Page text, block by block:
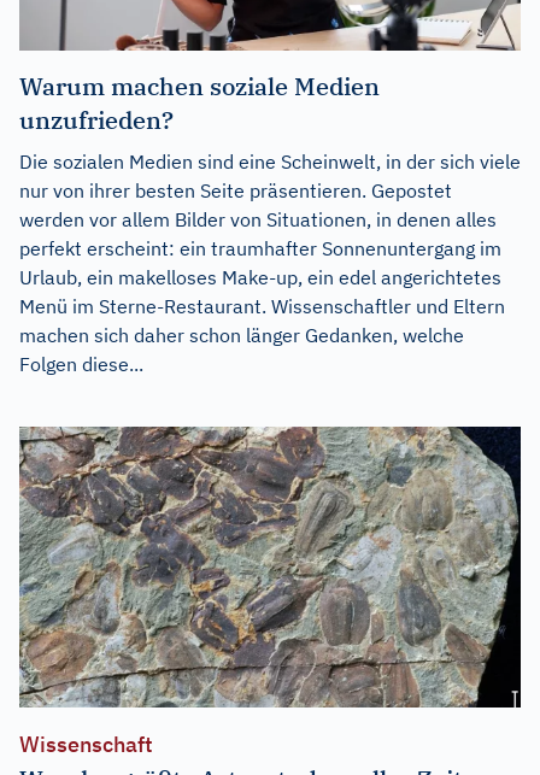
Warum machen soziale Medien
unzufrieden?
Die sozialen Medien sind eine Scheinwelt, in der sich viele
nur von ihrer besten Seite präsentieren. Gepostet
werden vor allem Bilder von Situationen, in denen alles
perfekt erscheint: ein traumhafter Sonnenuntergang im
Urlaub, ein makelloses Make-up, ein edel angerichtetes
Menü im Sterne-Restaurant. Wissenschaftler und Eltern
machen sich daher schon länger Gedanken, welche
Folgen diese...
Wissenschaft